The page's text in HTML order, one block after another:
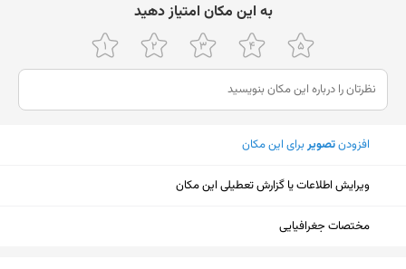
شنبه
۹ تا ۱۳ - ۱۷:۳۰ تا ۲۲:۳۰
یکشنبه
۹ تا ۱۳ - ۱۷:۳۰ تا ۲۲:۳۰
دوشنبه
سه‌شنبه
ﺑﻪ اﯾﻦ ﻣﮑﺎن اﻣﺘﯿﺎز دﻫﯿﺪ
افزودنتصویربرای این مکان
ویرایش اطلاعات یا گزارش تعطیلی این مکان
مختصات جغرافیایی